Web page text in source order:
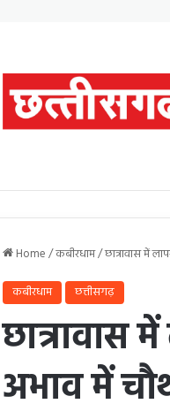
Home/कबीरधाम/छात्रावास में
कबीरधाम छत्तीसगढ़
छात्रावास
अभाव में